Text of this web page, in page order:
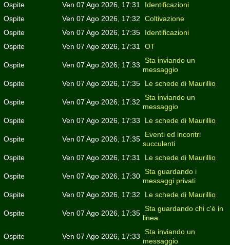
Ospite
Ven 07 Ago 2026, 17:31
Identificazioni
Ospite
Ven 07 Ago 2026, 17:32
Coltivazione
Ospite
Ven 07 Ago 2026, 17:35
Identificazioni
Ospite
Ven 07 Ago 2026, 17:31 OT
Ospite Ven 07 Ago 2026, 17:33
Sta inviando un
messaggio
Ospite
Ven 07 Ago 2026, 17:35 Le schede di Maurillio
Ospite Ven 07 Ago 2026, 17:32
Sta inviando un
messaggio
Ospite
Ven 07 Ago 2026, 17:33 Le schede di Maurillio
Ospite Ven 07 Ago 2026, 17:35
Eventi ed incontri
succulenti
Ospite
Ven 07 Ago 2026, 17:31 Le schede di Maurillio
Ospite Ven 07 Ago 2026, 17:30
Sta guardando i
messaggi privati
Ospite
Ven 07 Ago 2026, 17:32 Le schede di Maurillio
Ospite Ven 07 Ago 2026, 17:35
Sta guardando chi c'è in
linea
Ospite Ven 07 Ago 2026, 17:33
Sta inviando un
messaggio